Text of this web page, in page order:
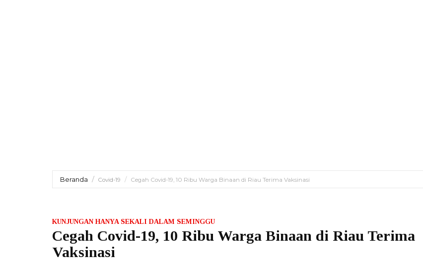
Beranda Covid-19 Cegah Covid-19, 10 Ribu Warga Binaan di Riau Terima Vaksinasi
KUNJUNGAN HANYA SEKALI DALAM SEMINGGU
Cegah Covid-19, 10 Ribu Warga Binaan di Riau Terima
Vaksinasi